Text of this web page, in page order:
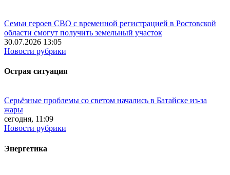
Семьи героев СВО с временной регистрацией в Ростовской
области смогут получить земельный участок
30.07.2026 13:05
Новости рубрики
Острая ситуация
Серьёзные проблемы со светом начались в Батайске из-за
жары
сегодня, 11:09
Новости рубрики
Энергетика